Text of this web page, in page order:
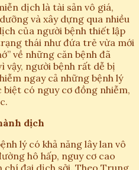
dịch là tài sản vô giá,
và xây dựng qua nhiều
của người bệnh thiết lập
thái như đứa trẻ vừa mới
về những căn bệnh đã
người bệnh rất dễ bị
ngay cả những bệnh lý
có nguy cơ đồng nhiễm,
dịch
lý có khả năng lây lan vô
hô hấp, nguy cơ cao
đại dịch sởi. Theo Trung